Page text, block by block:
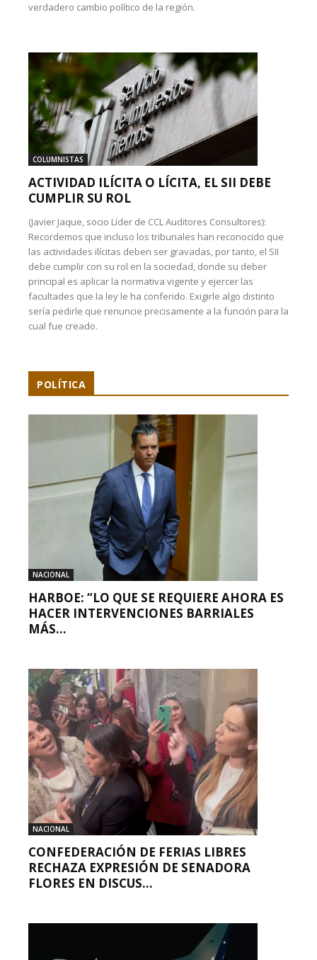
verdadero cambio político de la región.
COLUMNISTAS
ACTIVIDAD ILÍCITA O LÍCITA, EL SII DEBE
CUMPLIR SU ROL
(Javier Jaque, socio Líder de CCL Auditores Consultores):
Recordemos que incluso los tribunales han reconocido que
las actividades ilícitas deben ser gravadas, por tanto, el SII
debe cumplir con su rol en la sociedad, donde su deber
principal es aplicar la normativa vigente y ejercer las
facultades que la ley le ha conferido. Exigirle algo distinto
sería pedirle que renuncie precisamente a la función para la
cual fue creado.
POLÍTICA
NACIONAL
HARBOE: “LO QUE SE REQUIERE AHORA ES
HACER INTERVENCIONES BARRIALES
MÁS...
NACIONAL
CONFEDERACIÓN DE FERIAS LIBRES
RECHAZA EXPRESIÓN DE SENADORA
FLORES EN DISCUS...